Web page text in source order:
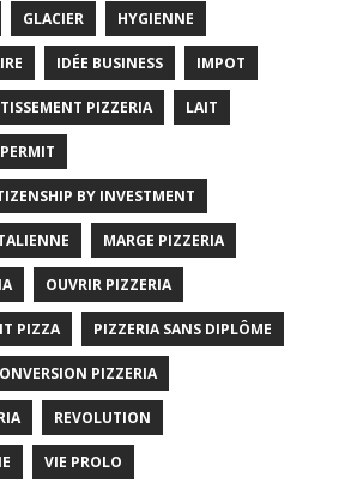
GLACIER HYGIENNE
IDÉE BUSINESS IMPOT
PIZZERIA LAIT
BY INVESTMENT
MARGE PIZZERIA
OUVRIR PIZZERIA
PIZZA PIZZERIA SANS DIPLÔME
PIZZERIA
REVOLUTION
VIE PROLO